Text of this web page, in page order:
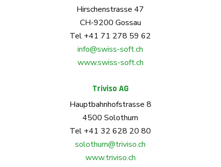
Hirschenstrasse 47
CH-9200 Gossau
Tel +41 71 278 59 62
info@swiss-soft.ch
www.swiss-soft.ch
Triviso AG
Hauptbahnhofstrasse 8
4500 Solothurn
Tel +41 32 628 20 80
solothurn@triviso.ch
www.triviso.ch